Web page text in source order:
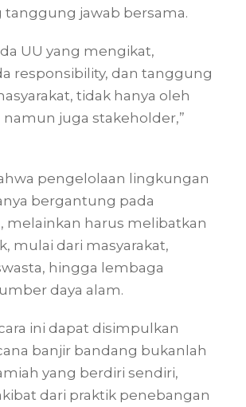
jawab bersama.
UU yang mengikat,
responsibility, dan tanggung
tidak hanya oleh
juga stakeholder,”
pengelolaan lingkungan
bergantung pada
melainkan harus melibatkan
mulai dari masyarakat,
hingga lembaga
daya alam.
ini dapat disimpulkan
banjir bandang bukanlah
yang berdiri sendiri,
dari praktik penebangan